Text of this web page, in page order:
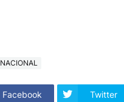
NACIONAL
Facebook Twitter